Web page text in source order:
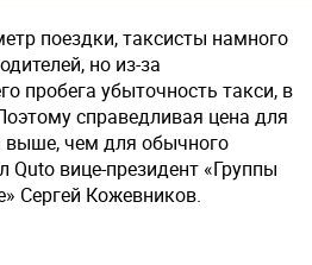
поездки, таксисты намного
но из-за
пробега убыточность такси, в
справедливая цена для
выше, чем для обычного
Quto вице-президент «Группы
Сергей Кожевников.